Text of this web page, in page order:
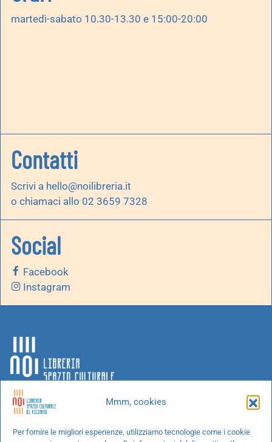
Mmm, cookies
Per fornire le migliori esperienze, utilizziamo tecnologie come i cookie
martedì-sabato 10.30-13.30 e 15:00-20:00
Contatti
Scrivi a hello@noilibreria.it
o chiamaci allo 02 3659 7328
Social
Facebook
Instagram
Chi siamo